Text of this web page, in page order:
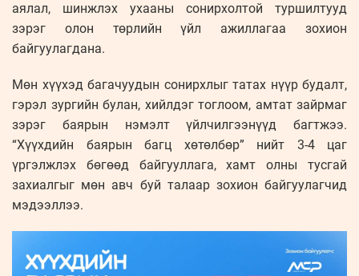
аялал, шинжлэх ухааны сонирхолтой туршилтууд
зэрэг олон төрлийн үйл ажиллагаа зохион
байгуулагдана.
Мөн хүүхэд багачуудын сонирхлыг татах нүүр будалт,
гэрэл зургийн булан, хийлдэг тоглоом, амтат зайрмаг
зэрэг баярын нэмэлт үйлчилгээнүүд багтжээ.
“Хүүхдийн баярын багц хөтөлбөр” нийт 3-4 цаг
үргэлжлэх бөгөөд байгууллага, хамт олны тусгай
захиалгыг мөн авч буй талаар зохион байгуулагчид
мэдээллээ.